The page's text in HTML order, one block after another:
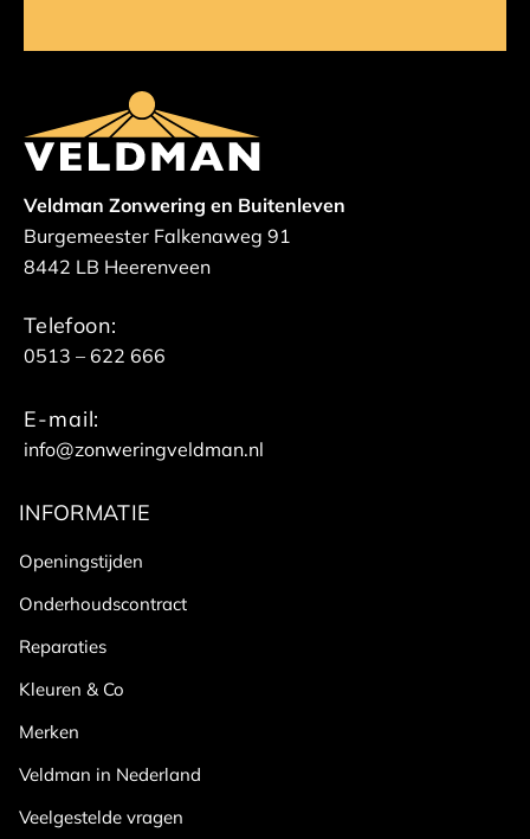
Veldman Zonwering en Buitenleven
Burgemeester Falkenaweg 91
8442 LB Heerenveen
Telefoon:
0513 – 622 666
E-mail:
info@zonweringveldman.nl
INFORMATIE
Openingstijden
Onderhoudscontract
Reparaties
Kleuren & Co
Merken
Veldman in Nederland
Veelgestelde vragen